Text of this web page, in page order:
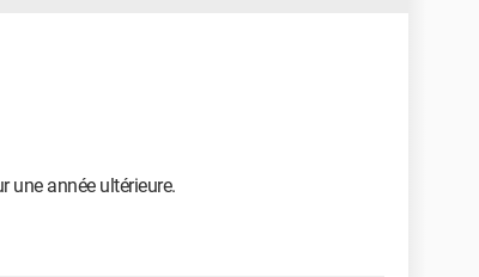
une année ultérieure.